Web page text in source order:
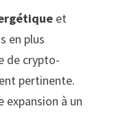
et
en plus
de crypto-
pertinente.
à un